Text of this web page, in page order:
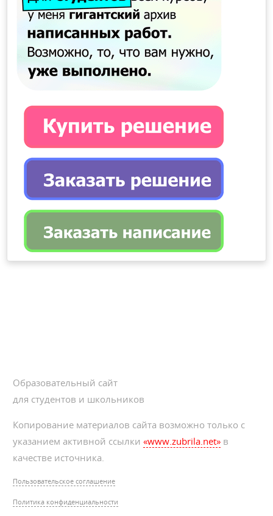
Образовательный сайт
для студентов и школьников
Копирование материалов сайта возможно только с
указанием активной ссылки«www.zubrila.net» в
качестве источника.
Пользовательское соглашение
Политика конфиденциальности